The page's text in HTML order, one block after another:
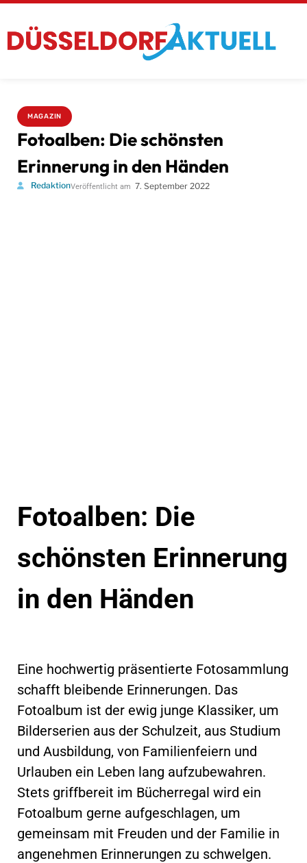
MAGAZIN
Fotoalben: Die schönsten
Erinnerung in den Händen
RedaktionVeröffentlicht am 7. September 2022
Fotoalben: Die
schönsten Erinnerung
in den Händen
Eine hochwertig präsentierte Fotosammlung
schafft bleibende Erinnerungen. Das
Fotoalbum ist der ewig junge Klassiker, um
Bilderserien aus der Schulzeit, aus Studium
und Ausbildung, von Familienfeiern und
Urlauben ein Leben lang aufzubewahren.
Stets griffbereit im Bücherregal wird ein
Fotoalbum gerne aufgeschlagen, um
gemeinsam mit Freuden und der Familie in
angenehmen Erinnerungen zu schwelgen.